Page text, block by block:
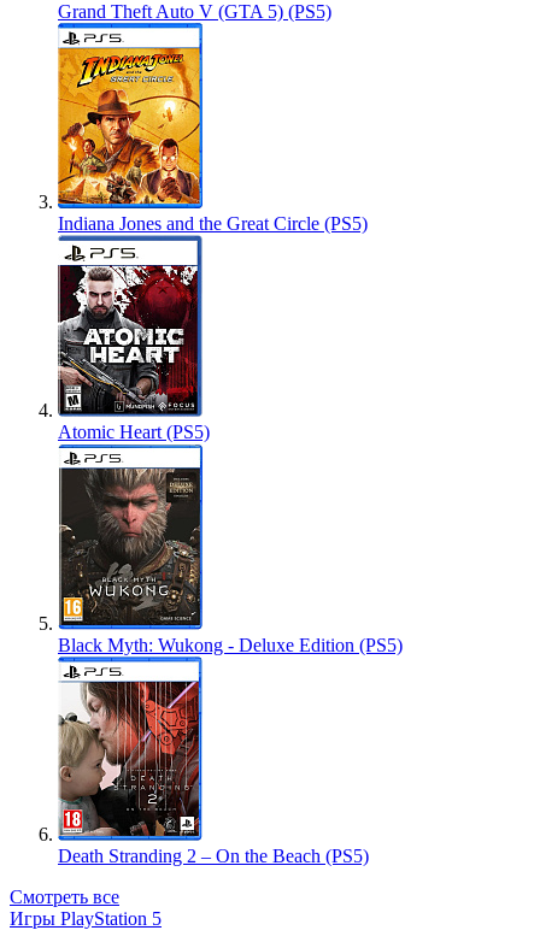
Grand Theft Auto V (GTA 5) (PS5)
Indiana Jones and the Great Circle (PS5)
Atomic Heart (PS5)
Black Myth: Wukong - Deluxe Edition (PS5)
Death Stranding 2 – On the Beach (PS5)
Смотреть все
Игры PlayStation 5